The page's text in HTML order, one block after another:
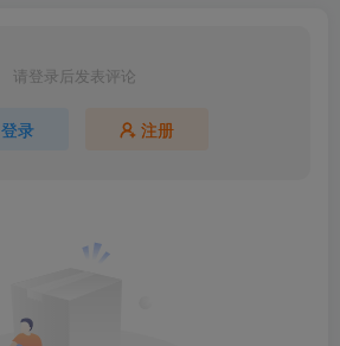
请登录后发表评论
登录 注册